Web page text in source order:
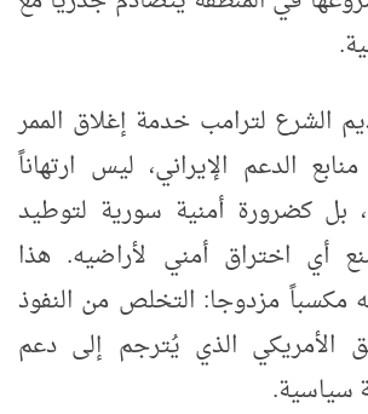
الشرع لترامب خدمة إغلاق الممر
الدعم الإيراني، ليس ارتهاناً
بل كضرورة أمنية سورية لتوطيد
أي اختراق أمني لأراضيه. هذا
مكسباً مزدوجا: التخلص من النفوذ
الأمريكي الذي يُترجم إلى دعم
سياسية.